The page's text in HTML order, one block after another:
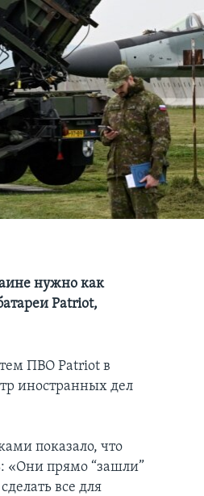
нужно как
Patriot,
ПВО Patriot в
иностранных дел
показало, что
«Они прямо “зашли”
все для